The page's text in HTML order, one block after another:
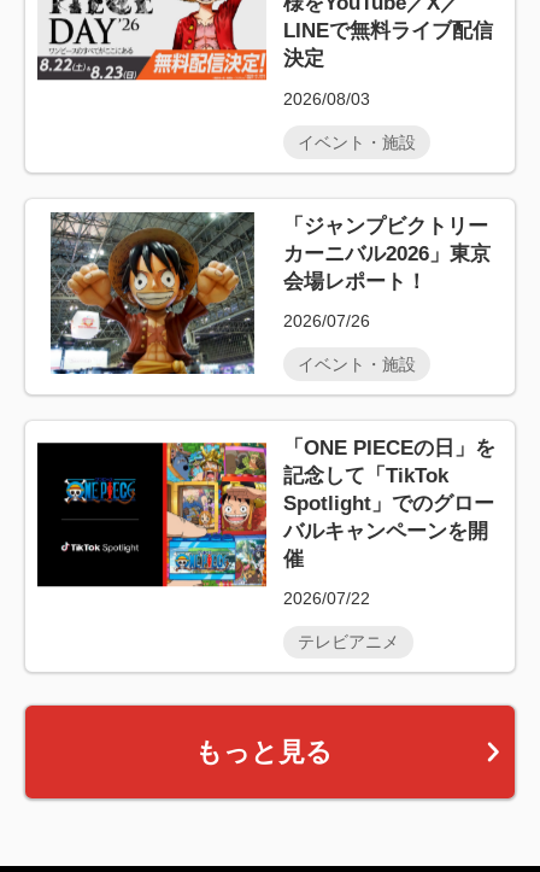
LINEで無料ライブ配信
決定
2026/08/03
イベント・施設
「ジャンプビクトリー
カーニバル2026」東京
会場レポート！
2026/07/26
イベント・施設
「ONE PIECEの日」を
記念して「TikTok
Spotlight」でのグロー
バルキャンペーンを開
催
2026/07/22
テレビアニメ
もっと見る